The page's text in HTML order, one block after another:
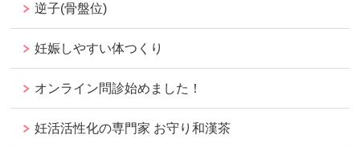
逆子(骨盤位)
妊娠しやすい体つくり
オンライン問診始めました！
妊活活性化の専門家 お守り和漢茶